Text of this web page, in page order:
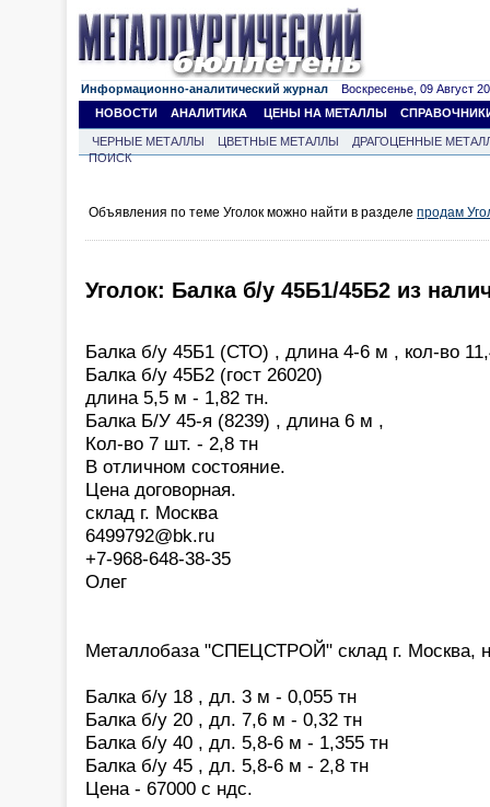
Информационно-аналитический журнал Воскресенье, 09 Август
НОВОСТИ
АНАЛИТИКА ЦЕНЫ НА МЕТАЛЛЫ
ЧЕРНЫЕ МЕТАЛЛЫ ЦВЕТНЫЕ МЕТАЛЛЫ
ДРАГОЦЕННЫЕ
ПОИСК
Объявления по теме Уголок можно найти в разделе продам
Уголок: Балка б/у 45Б1/45Б2 из
Балка б/у 45Б1 (СТО) , длина 4-6 м , кол-во
Балка б/у 45Б2 (гост 26020)
длина 5,5 м - 1,82 тн.
Балка Б/У 45-я (8239) , длина 6 м ,
Кол-во 7 шт. - 2,8 тн
В отличном состояние.
Цена договорная.
склад г. Москва
6499792@bk.ru
+7-968-648-38-35
Олег
Металлобаза "СПЕЦСТРОЙ" склад г. Москва,
Балка б/у 18 , дл. 3 м - 0,055 тн
Балка б/у 20 , дл. 7,6 м - 0,32 тн
Балка б/у 40 , дл. 5,8-6 м - 1,355 тн
Балка б/у 45 , дл. 5,8-6 м - 2,8 тн
Цена - 67000 с ндс.